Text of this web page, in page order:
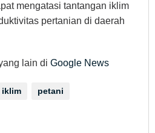
mengatasi tantangan iklim
pertanian di daerah
lain di Google News
iklim petani